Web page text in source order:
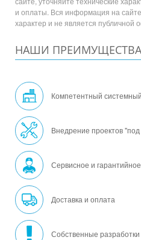
и оплаты. Вся информация на
характер и не является публичной
НАШИ ПРЕИМУЩЕСТВА
Компетентный
Внедрение проектов
Сервисное и
Доставка и оплата
Собственные